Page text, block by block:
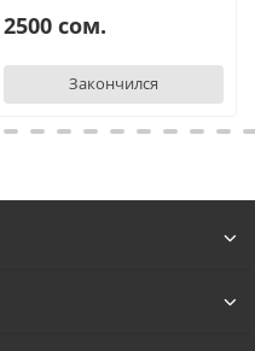
2500 сом.
Закончился